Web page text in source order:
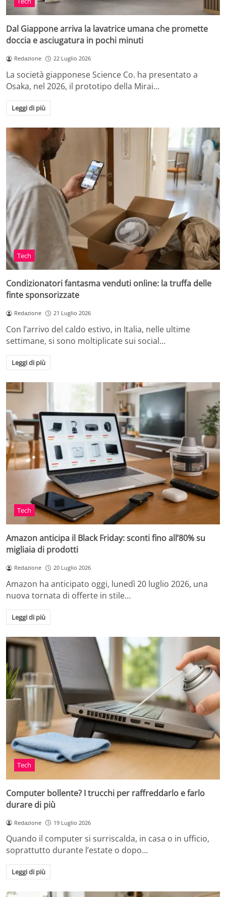
Dal Giappone arriva la lavatrice umana che promette
doccia e asciugatura in pochi minuti
Redazione 22 Luglio 2026
La società giapponese Science Co. ha presentato a
Osaka, nel 2026, il prototipo della Mirai…
Leggi di più
Tech
Condizionatori fantasma venduti online: la truffa delle
finte sponsorizzate
Redazione 21 Luglio 2026
Con l’arrivo del caldo estivo, in Italia, nelle ultime
settimane, si sono moltiplicate sui social…
Leggi di più
Tech
Amazon anticipa il Black Friday: sconti fino all’80% su
migliaia di prodotti
Redazione 20 Luglio 2026
Amazon ha anticipato oggi, lunedì 20 luglio 2026, una
nuova tornata di offerte in stile…
Leggi di più
Tech
Computer bollente? I trucchi per raffreddarlo e farlo
durare di più
Redazione 19 Luglio 2026
Quando il computer si surriscalda, in casa o in ufficio,
soprattutto durante l’estate o dopo…
Leggi di più